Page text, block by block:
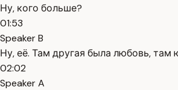
Ну, кого больше?
01:53
Speaker B
Ну, её. Там другая была любовь, там
02:02
Speaker A